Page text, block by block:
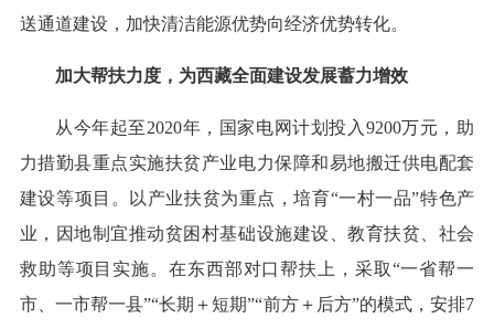
送通道建设，加快清洁能源优势向经济优势转化。
加大帮扶力度，为西藏全面建设发展蓄力增效
从今年起至2020年，国家电网计划投入9200万元，助
力措勤县重点实施扶贫产业电力保障和易地搬迁供电配套
建设等项目。以产业扶贫为重点，培育“一村一品”特色产
业，因地制宜推动贫困村基础设施建设、教育扶贫、社会
救助等项目实施。在东西部对口帮扶上，采取“一省帮一
市、一市帮一县”“长期＋短期”“前方＋后方”的模式，安排7